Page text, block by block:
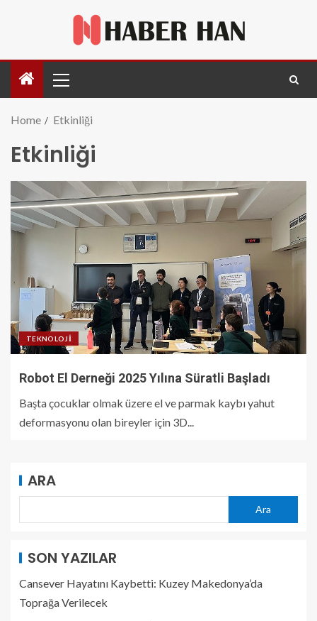
Home Etkinliği
Etkinliği
TEKNOLOJI
Robot El Derneği 2025 Yılına Süratli Başladı
Başta çocuklar olmak üzere el ve parmak kaybı yahut
deformasyonu olan bireyler için 3D...
ARA
Ara
SON YAZILAR
Cansever Hayatını Kaybetti: Kuzey Makedonya’da
Toprağa Verilecek